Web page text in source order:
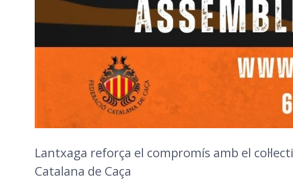
Lantxaga reforça el compromís amb el
Catalana de Caça